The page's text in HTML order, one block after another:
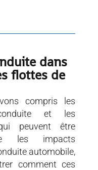
dans
flottes de
compris les
et les
peuvent être
les impacts
automobile,
comment ces